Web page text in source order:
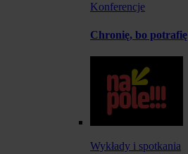
Konferencje
Chronię, bo potrafię
Wykłady i spotkania